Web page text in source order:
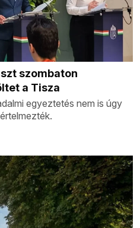
szombaton
a Tisza
egyeztetés nem is úgy